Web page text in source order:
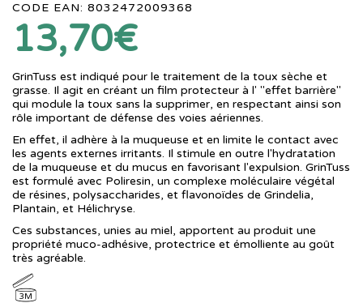
CODE EAN: 8032472009368
13,70€
GrinTuss est indiqué pour le traitement de la toux sèche et
grasse. Il agit en créant un film protecteur à l' "effet barrière"
qui module la toux sans la supprimer, en respectant ainsi son
rôle important de défense des voies aériennes.
En effet, il adhère à la muqueuse et en limite le contact avec
les agents externes irritants. Il stimule en outre l'hydratation
de la muqueuse et du mucus en favorisant l'expulsion. GrinTuss
est formulé avec Poliresin, un complexe moléculaire végétal
de résines, polysaccharides, et flavonoïdes de Grindelia,
Plantain, et Hélichryse.
Ces substances, unies au miel, apportent au produit une
propriété muco-adhésive, protectrice et émolliente au goût
très agréable.
3M